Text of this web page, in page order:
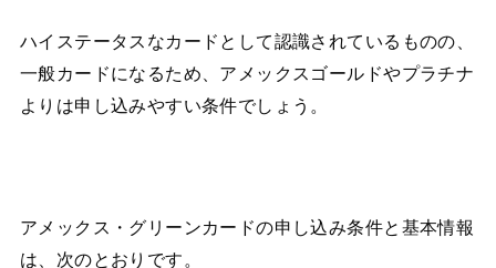
ハイステータスなカードとして認識されているものの、
一般カードになるため、アメックスゴールドやプラチナ
よりは申し込みやすい条件でしょう。
アメックス・グリーンカードの申し込み条件と基本情報
は、次のとおりです。